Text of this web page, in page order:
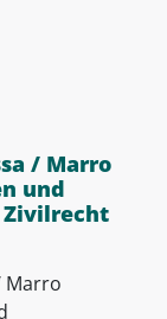
/ Marro
und
Zivilrecht
Marro